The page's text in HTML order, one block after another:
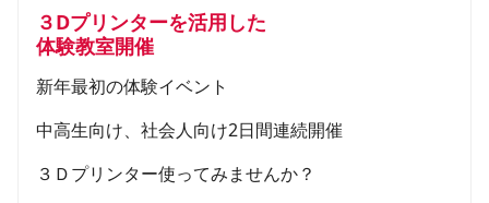
３Dプリンターを活用した
体験教室開催
新年最初の体験イベント
中高生向け、社会人向け2日間連続開催
３Ｄプリンター使ってみませんか？